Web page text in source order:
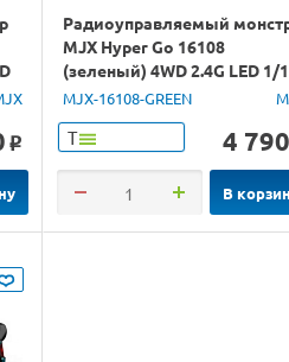
o
Радиоуправляемый
MJX Hyper Go 16108
(зеленый) 4WD 2.4G LED 1/
RTR
MJX-16108-GREEN
Т 4 790
В